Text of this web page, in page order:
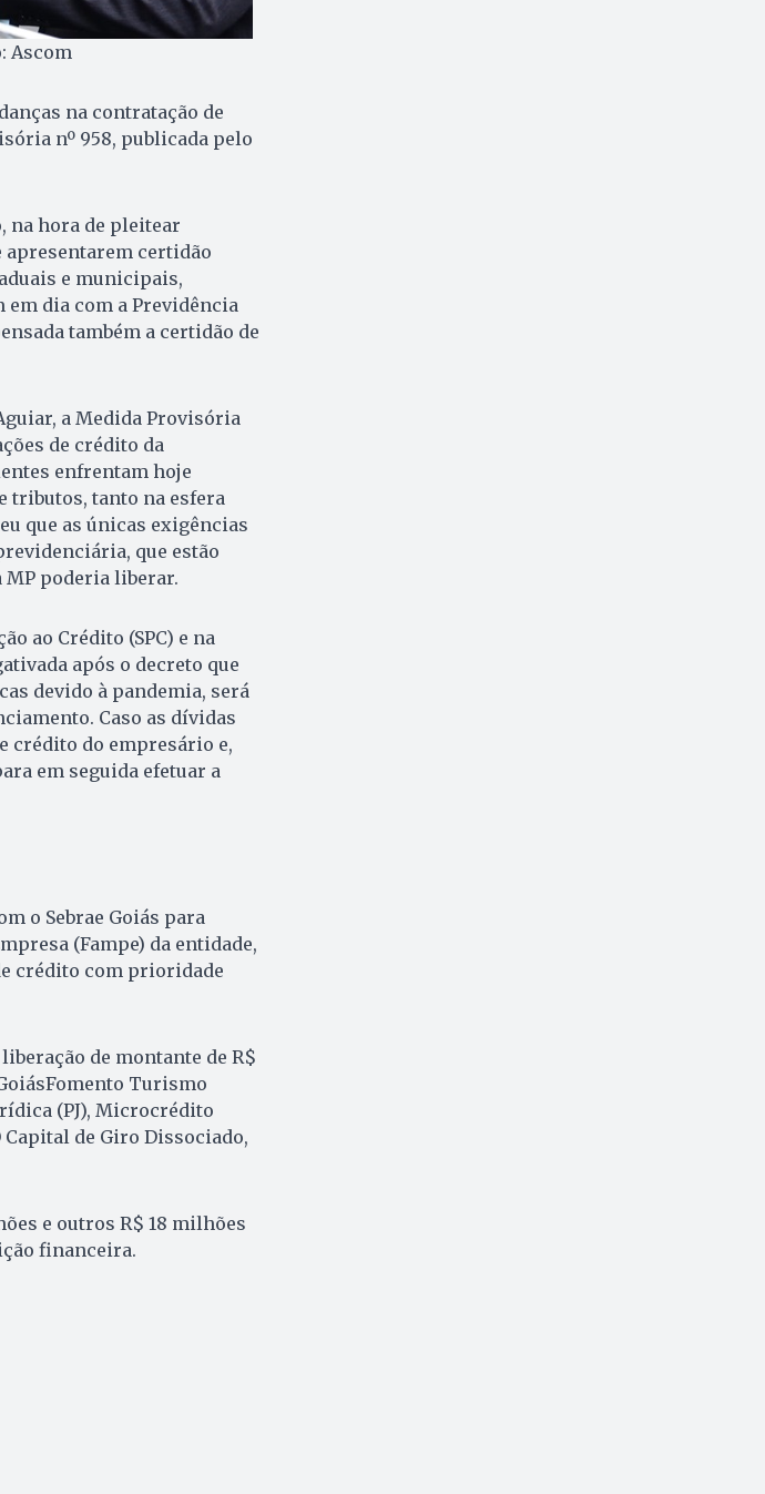
Ascom
na contratação de
nº 958, publicada pelo
na hora de pleitear
apresentarem certidão
e municipais,
em dia com a Previdência
também a certidão de
a Medida Provisória
de crédito da
enfrentam hoje
tributos, tanto na esfera
que as únicas exigências
que estão
MP poderia liberar.
ao Crédito (SPC) e na
após o decreto que
devido à pandemia, será
Caso as dívidas
crédito do empresário e,
em seguida efetuar a
o Sebrae Goiás para
(Fampe) da entidade,
crédito com prioridade
de montante de R$
Turismo
(PJ), Microcrédito
Capital de Giro Dissociado,
e outros R$ 18 milhões
financeira.